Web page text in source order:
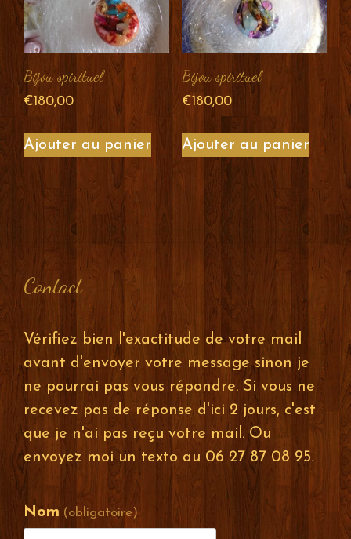
Bijou spirituel
€180,00
Ajouter au panier
Bijou spirituel
€180,00
Ajouter au panier
Contact
Vérifiez bien l'exactitude de votre mail
avant d'envoyer votre message sinon je
ne pourrai pas vous répondre. Si vous ne
recevez pas de réponse d'ici 2 jours, c'est
que je n'ai pas reçu votre mail. Ou
envoyez moi un texto au 06 27 87 08 95.
Nom (obligatoire)